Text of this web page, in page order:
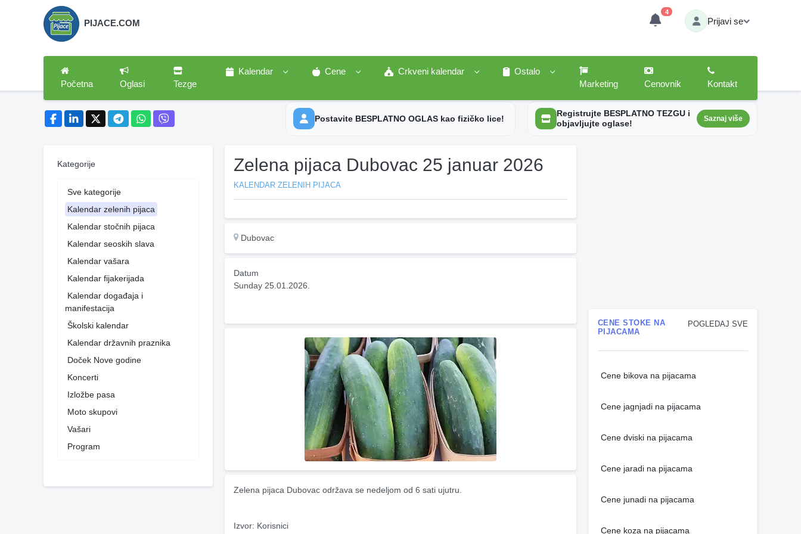
PIJACE.COM
4
Prijavi se
Početna Oglasi Tezge
Kalendar Cene Crkveni kalendar
Ostalo
Marketing
Cenovnik Kontakt
Postavite BESPLATNO OGLAS kao fizičko lice!
Registrujte BESPLATNO TEZGU i
objavljujte oglase!
Saznaj više
Kategorije
Sve kategorije
Kalendar zelenih pijaca
Kalendar stočnih pijaca
Kalendar seoskih slava
Kalendar vašara
Kalendar fijakerijada
Kalendar događaja i
manifestacija
Školski kalendar
Kalendar državnih praznika
Doček Nove godine
Koncerti
Izložbe pasa
Moto skupovi
Vašari
Program
Zelena pijaca Dubovac 25 januar 2026
KALENDAR ZELENIH PIJACA
Dubovac
Datum
Sunday 25.01.2026.
Zelena pijaca Dubovac održava se nedeljom od 6 sati ujutru.
Izvor: Korisnici
POGLEDAJ SVE
CENE STOKE NA
PIJACAMA
Cene bikova na pijacama
Cene jagnjadi na pijacama
Cene dviski na pijacama
Cene jaradi na pijacama
Cene junadi na pijacama
Cene koza na pijacama